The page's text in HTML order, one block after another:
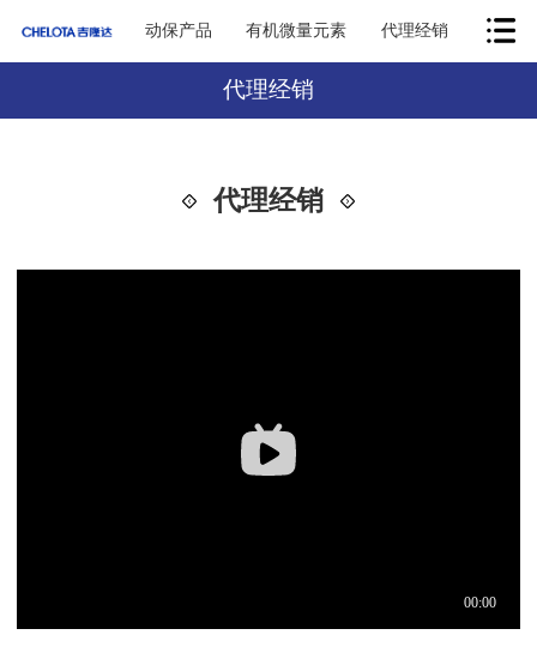
动保产品 有机微量元素 代理经销
代理经销
代理经销